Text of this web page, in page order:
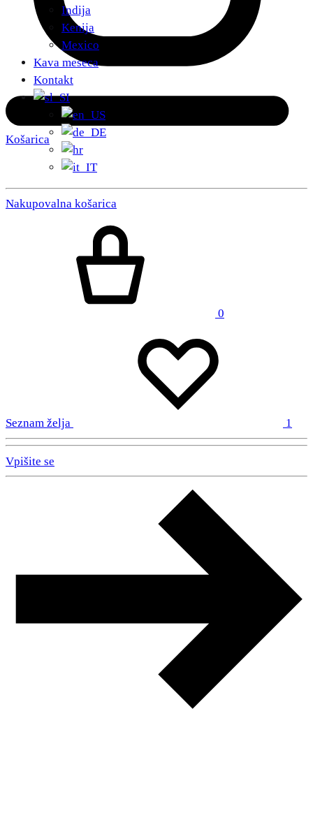
Košarica
Indija
Kenija
Mexico
Kava meseca
Kontakt
Nakupovalna košarica
0
Seznam želja 1
Vpišite se